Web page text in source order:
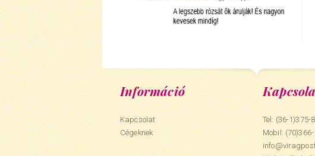
Információ
Kapcsolat
Cégeknek
Tel: (36-1)375-
Mobil: